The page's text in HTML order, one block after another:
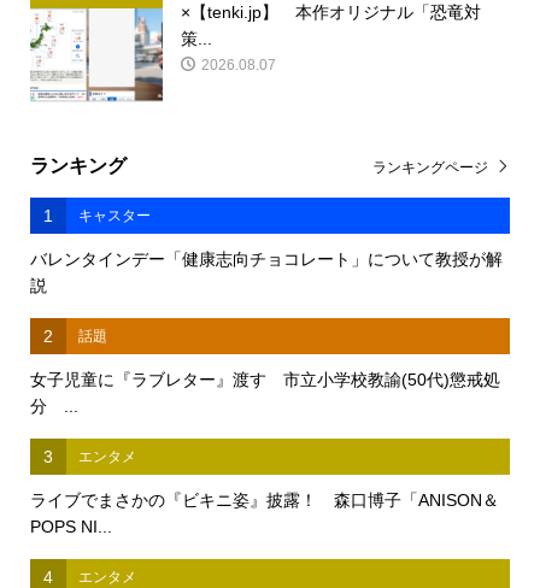
×【tenki.jp】 本作オリジナル「恐竜対
策...
2026.08.07
ランキング
1 キャスター
バレンタインデー「健康志向チョコレート」について教授が解
説
2 話題
女子児童に『ラブレター』渡す 市立小学校教諭(50代)懲戒処
分 ...
3 エンタメ
ライブでまさかの『ビキニ姿』披露！ 森口博子「ANISON＆
POPS NI...
4 エンタメ
ランキングページ